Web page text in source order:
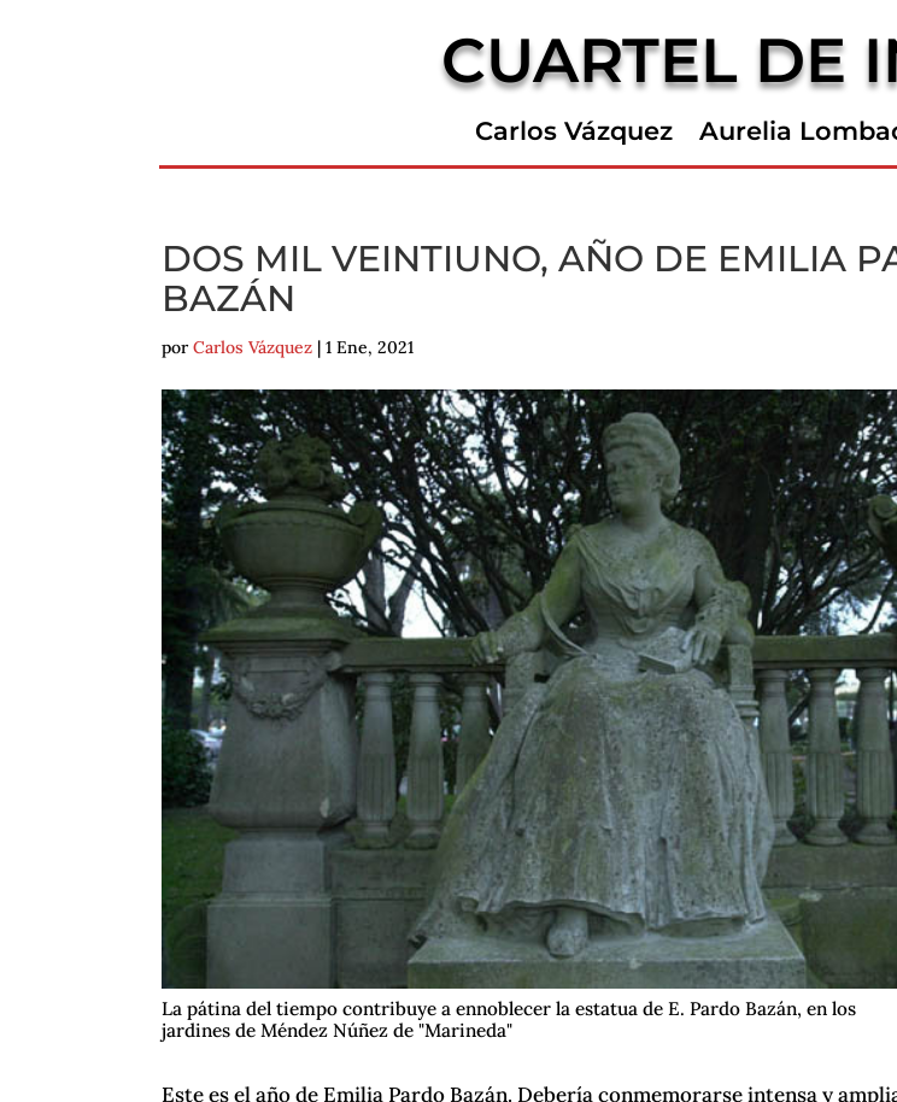
CUARTEL DE
Carlos Vázquez Aurelia
DOS MIL VEINTIUNO, AÑO DE EMILIA
BAZÁN
porCarlos Vázquez |1 Ene, 2021
La pátina del tiempo contribuye a ennoblecer la estatua de E. Pardo Bazán, en los
jardines de Méndez Núñez de "Marineda"
Este es el año de Emilia Pardo Bazán. Debería conmemorarse intensa y